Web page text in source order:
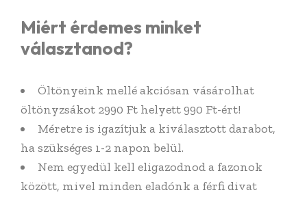
Miért érdemes minket
választanod?
Öltönyeink mellé akciósan vásárolhat
öltönyzsákot 2990 Ft helyett 990 Ft-ért!
Méretre is igazítjuk a kiválasztott darabot,
ha szükséges 1-2 napon belül.
Nem egyedül kell eligazodnod a fazonok
között, mivel minden eladónk a férfi divat